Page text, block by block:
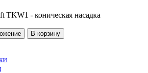
TKW1 - коническая насадка
предложение В корзину